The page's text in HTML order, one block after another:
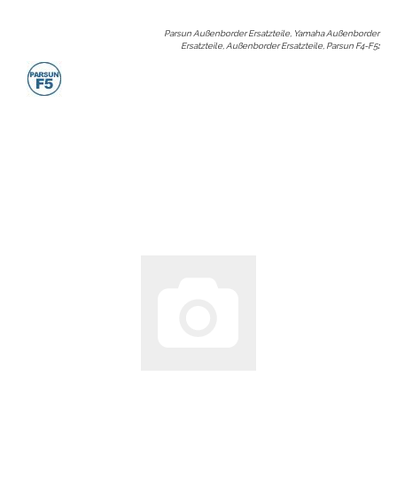
Parsun Außenborder Ersatzteile, Yamaha Außenborder
Ersatzteile, Außenborder Ersatzteile, Parsun F4-F5: